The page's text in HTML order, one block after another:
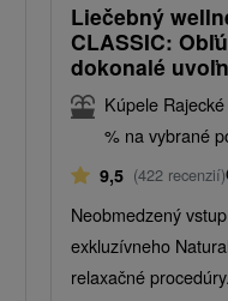
Liečebný
CLASSIC:
dokonalé
Kúpele
% na vybrané
9,5 (422 recenzií)
Neobmedzený
exkluzívneho
relaxačné procedúry.